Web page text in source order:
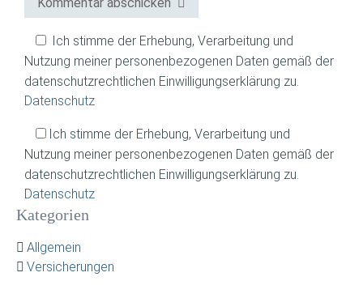
Ich stimme der Erhebung, Verarbeitung und
Nutzung meiner personenbezogenen Daten gemäß der
datenschutzrechtlichen Einwilligungserklärung zu.
Datenschutz
Ich stimme der Erhebung, Verarbeitung und
Nutzung meiner personenbezogenen Daten gemäß der
datenschutzrechtlichen Einwilligungserklärung zu.
Datenschutz
Kategorien
Allgemein
Versicherungen